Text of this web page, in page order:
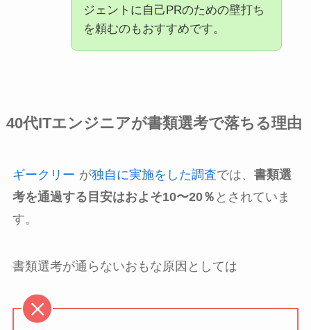
ジェントに自己PRのための壁打ち
を頼むのもおすすめです。
40代ITエンジニアが書類選考で落ちる理由
ギークリー が独自に実施をした調査では、 書類選
考を通過する目安はおよそ10〜20％ とされていま
す。
書類選考が通らないおもな原因としては